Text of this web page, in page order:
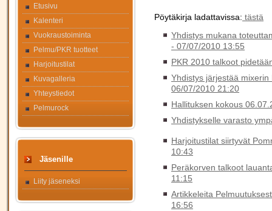
Etusivu
Kalenteri
Vuokraustoiminta
Pelmu/PKR tuotteet
Harjoitustilat
Kuvagalleria
Yhteystiedot
Pelmurock
Jäsenille
Liity jäseneksi
Pöytäkirja ladattavissa: tästä
Yhdistys mukana
- 07/07/2010 13:55
PKR 2010 talkoot
Yhdistys järjestää
06/07/2010 21:20
Hallituksen kokous
Yhdistykselle varasto
Harjoitustilat siirtyvät
10:43
Peräkorven talkoot
11:15
Artikkeleita
16:56